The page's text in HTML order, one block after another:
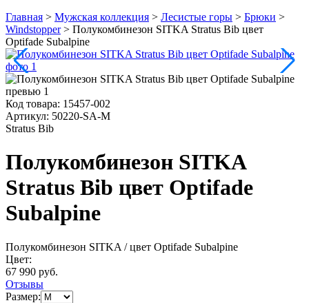
Главная > Мужская коллекция > Лесистые горы > Брюки >
Windstopper > Полукомбинезон SITKA Stratus Bib цвет
Optifade Subalpine
Код товара: 15457-002
Артикул: 50220-SA-M
Stratus Bib
Полукомбинезон SITKA
Stratus Bib цвет Optifade
Subalpine
Полукомбинезон SITKA / цвет Optifade Subalpine
Цвет:
67 990 руб.
Отзывы
Размер: